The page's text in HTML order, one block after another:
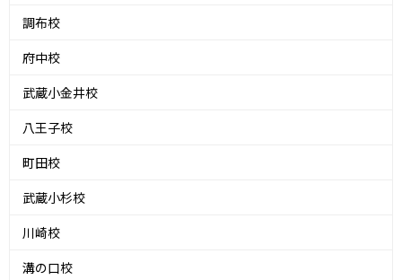
調布校
府中校
武蔵小金井校
八王子校
町田校
武蔵小杉校
川崎校
溝の口校